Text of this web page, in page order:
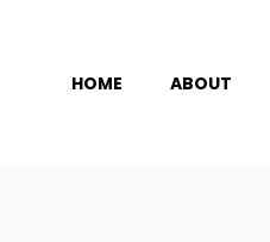
HOME ABOUT